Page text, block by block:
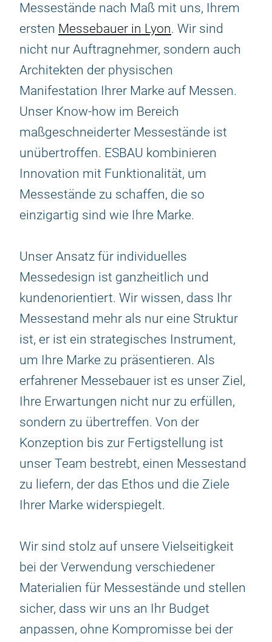
Messestände nach Maß mit uns, Ihrem
ersten Messebauer in Lyon. Wir sind
nicht nur Auftragnehmer, sondern auch
Architekten der physischen
Manifestation Ihrer Marke auf Messen.
Unser Know-how im Bereich
maßgeschneiderter Messestände ist
unübertroffen. ESBAU kombinieren
Innovation mit Funktionalität, um
Messestände zu schaffen, die so
einzigartig sind wie Ihre Marke.
Unser Ansatz für individuelles
Messedesign ist ganzheitlich und
kundenorientiert. Wir wissen, dass Ihr
Messestand mehr als nur eine Struktur
ist, er ist ein strategisches Instrument,
um Ihre Marke zu präsentieren. Als
erfahrener Messebauer ist es unser Ziel,
Ihre Erwartungen nicht nur zu erfüllen,
sondern zu übertreffen. Von der
Konzeption bis zur Fertigstellung ist
unser Team bestrebt, einen Messestand
zu liefern, der das Ethos und die Ziele
Ihrer Marke widerspiegelt.
Wir sind stolz auf unsere Vielseitigkeit
bei der Verwendung verschiedener
Materialien für Messestände und stellen
sicher, dass wir uns an Ihr Budget
anpassen, ohne Kompromisse bei der